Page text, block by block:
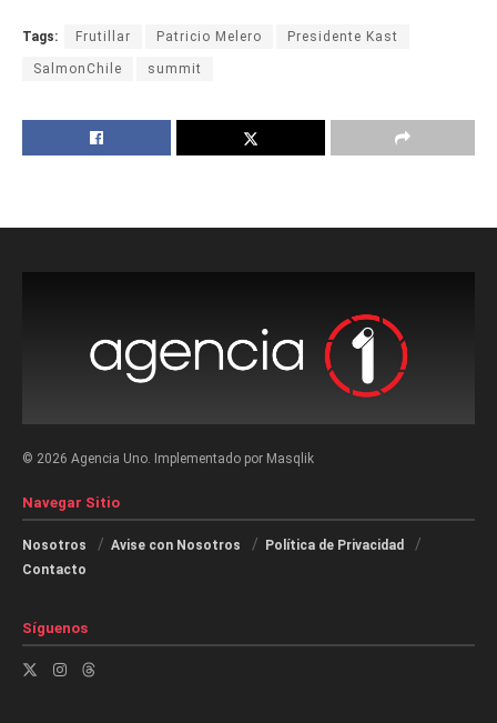
Tags: Frutillar Patricio Melero Presidente Kast
SalmonChile summit
© 2026 Agencia Uno. Implementado por Masqlik
Navegar Sitio
Nosotros Avise con Nosotros
Política de Privacidad
Contacto
Síguenos